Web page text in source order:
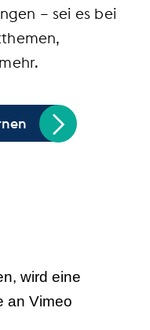
– sei es bei
wird eine
an Vimeo